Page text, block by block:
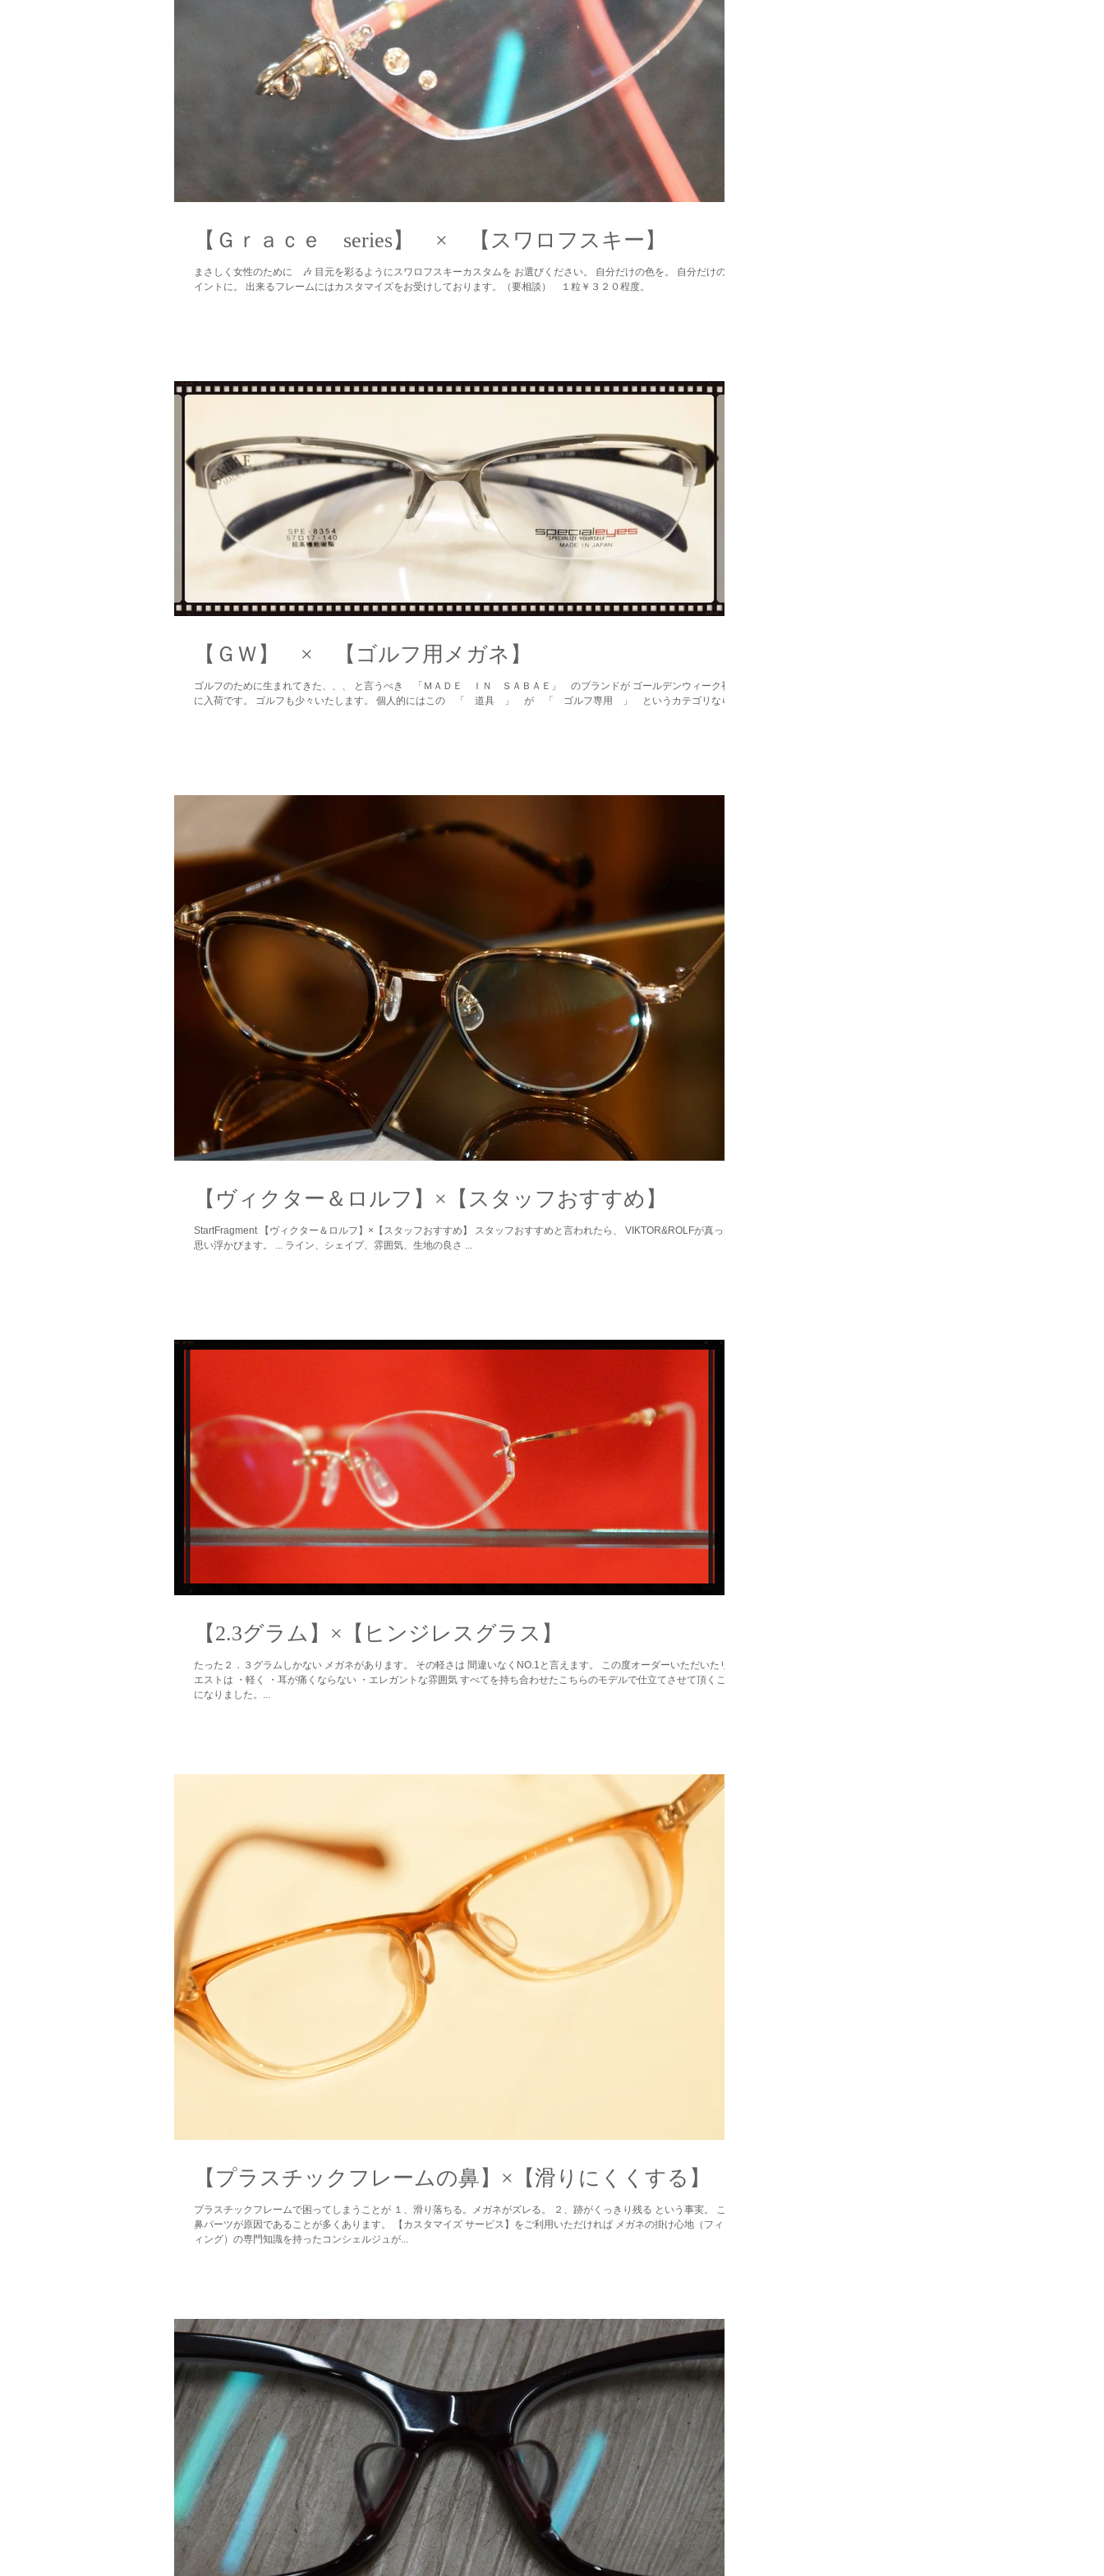
【Ｇｒａｃｅ series】 × 【スワロフスキー】
まさしく女性のために 🎶 目元を彩るようにスワロフスキーカスタムを お選びください。 自分だけの色を。 自分だけのポ
イントに。 出来るフレームにはカスタマイズをお受けしております。（要相談） １粒￥３２０程度。
【ＧＷ】 × 【ゴルフ用メガネ】
ゴルフのために生まれてきた、、、 と言うべき 「ＭＡＤＥ ＩＮ ＳＡＢＡＥ」 のブランドが ゴールデンウィーク初日
に入荷です。 ゴルフも少々いたします。 個人的にはこの 「 道具 」 が 「 ゴルフ専用 」 というカテゴリなら...
【‪‎ヴィクター‬＆ロルフ】×【‪‎スタッフおすすめ‬】
StartFragment 【‪‎ヴィクター‬＆ロルフ】×【‪‎スタッフおすすめ‬】 スタッフおすすめと言われたら、 ‪‎VIKTOR‬&ROLFが真っ先に
思い浮かびます。 ... ‪ライン‬、‪‎シェイプ‬、‪‎雰囲気‬、‪‎生地の良さ‬ ...
【2.3グラム】×【ヒンジレスグラス】
たった２．３グラムしかない メガネがあります。 その軽さは 間違いなくNO.1と言えます。 この度オーダーいただいたリク
エストは ・軽く ・耳が痛くならない ・エレガントな雰囲気 すべてを持ち合わせたこちらのモデルで仕立てさせて頂くこと
になりました。...
【プラスチックフレームの鼻】×【滑りにくくする】
プラスチックフレームで困ってしまうことが １、滑り落ちる。メガネがズレる。 ２、跡がくっきり残る という事実。 この
鼻パーツが原因であることが多くあります。 【カスタマイズ サービス】をご利用いただければ メガネの掛け心地（フィッテ
ィング）の専門知識を持ったコンシェルジュが...